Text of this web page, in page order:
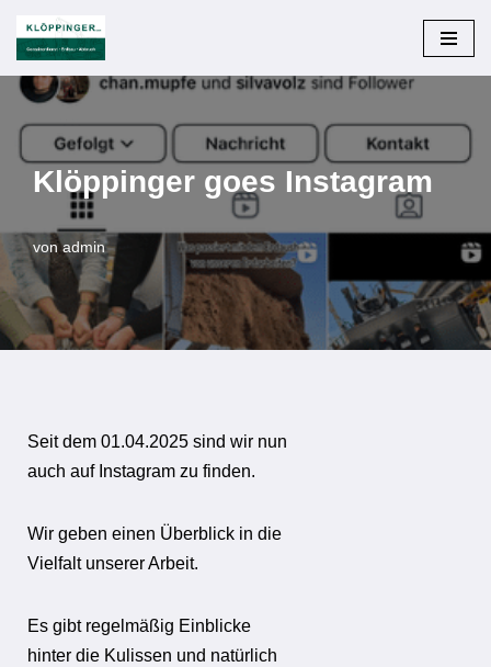
Zum
Inhalt
springen
Klöppinger goes Instagram
vonadmin
Seit dem 01.04.2025 sind wir nun
auch auf Instagram zu finden.
Wir geben einen Überblick in die
Vielfalt unserer Arbeit.
Es gibt regelmäßig Einblicke
hinter die Kulissen und natürlich